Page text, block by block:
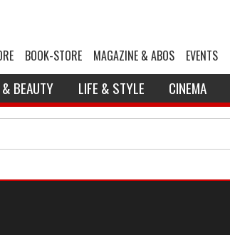
BOOK-STORE MAGAZINE & ABOS EVENTS
BEAUTY LIFE & STYLE CINEMA